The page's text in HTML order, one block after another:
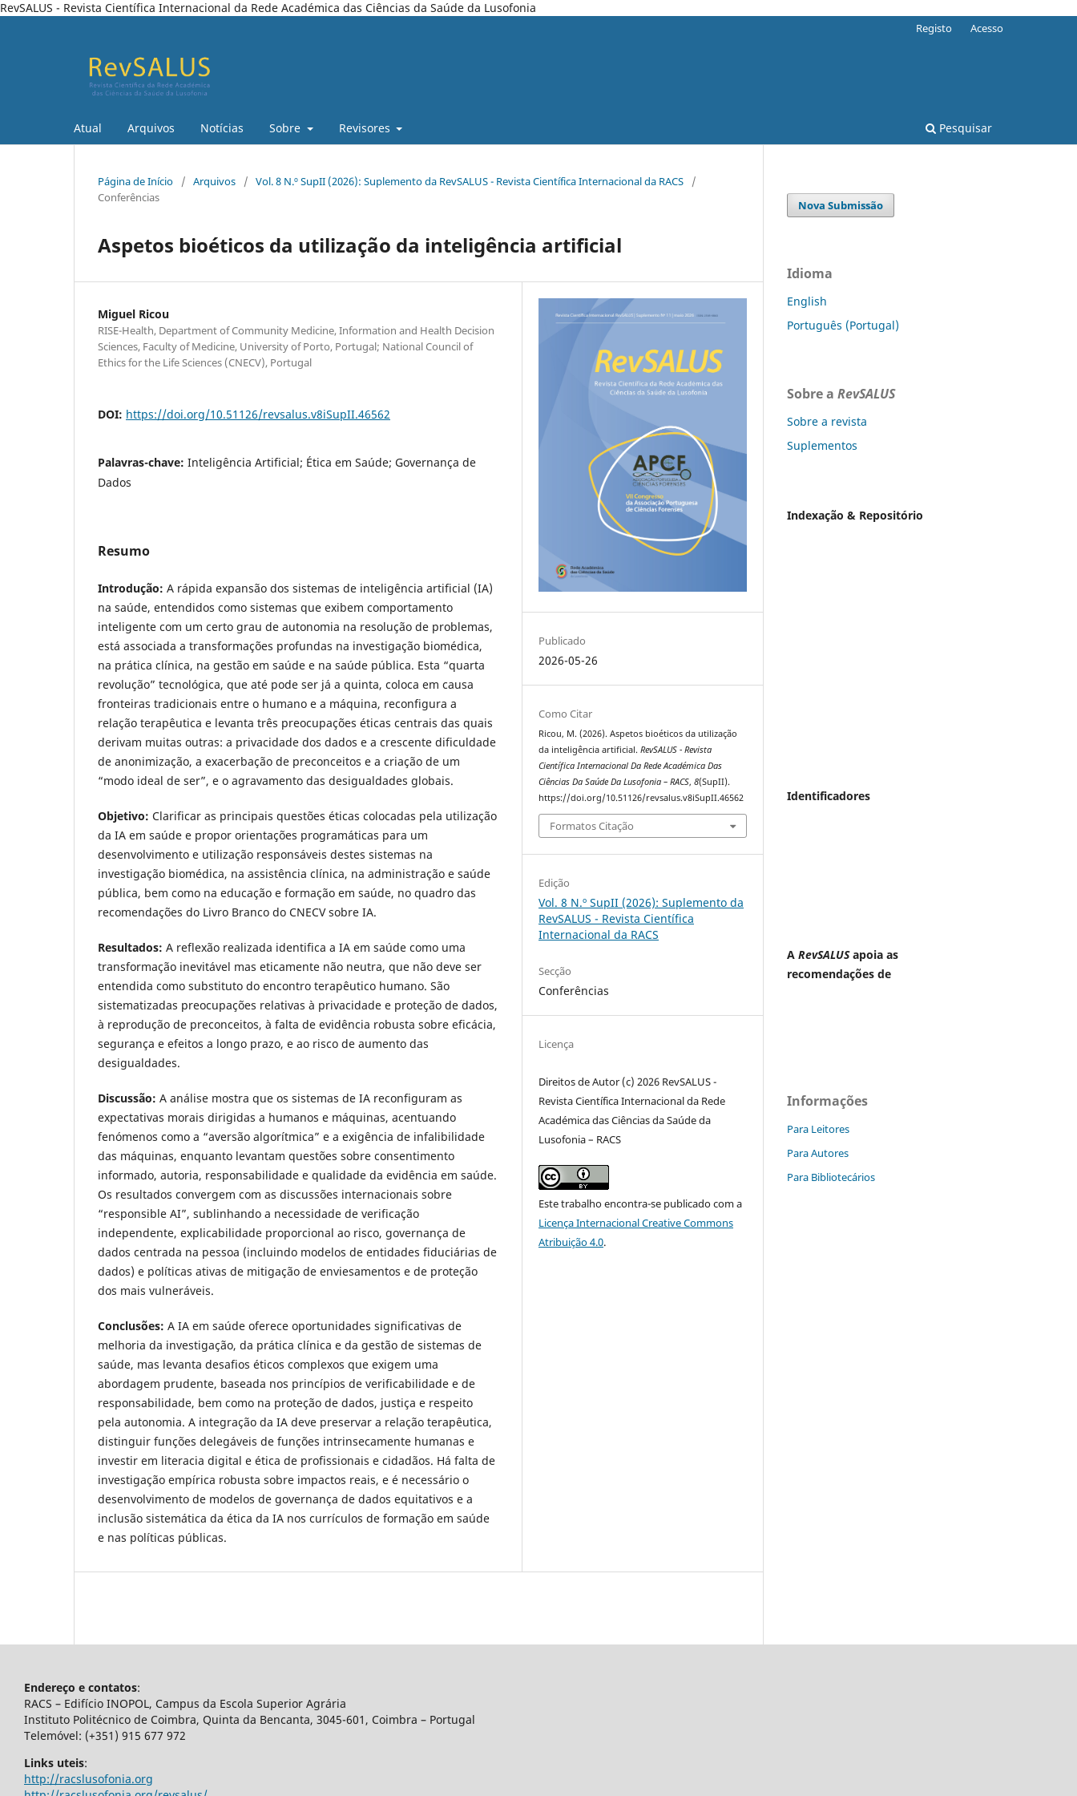
RevSALUS - Revista Científica Internacional da Rede Académica das Ciências da Saúde da Lusofonia
Atual Arquivos Notícias Sobre Revisores Pesquisar
Registo Acesso
Página de Início / Arquivos / Vol. 8 N.º SupII (2026): Suplemento da RevSALUS - Revista Científica Internacional da RACS
/
Conferências
Aspetos bioéticos da utilização da inteligência artificial
Miguel Ricou
RISE-Health, Department of Community Medicine, Information and Health Decision
Sciences, Faculty of Medicine, University of Porto, Portugal; National Council of
Ethics for the Life Sciences (CNECV), Portugal
DOI: https://doi.org/10.51126/revsalus.v8iSupII.46562
Palavras-chave: Inteligência Artificial; Ética em Saúde; Governança de
Dados
Resumo
Introdução: A rápida expansão dos sistemas de inteligência artificial (IA)
na saúde, entendidos como sistemas que exibem comportamento
inteligente com um certo grau de autonomia na resolução de problemas,
está associada a transformações profundas na investigação biomédica,
na prática clínica, na gestão em saúde e na saúde pública. Esta “quarta
revolução” tecnológica, que até pode ser já a quinta, coloca em causa
fronteiras tradicionais entre o humano e a máquina, reconfigura a
relação terapêutica e levanta três preocupações éticas centrais das quais
derivam muitas outras: a privacidade dos dados e a crescente dificuldade
de anonimização, a exacerbação de preconceitos e a criação de um
“modo ideal de ser”, e o agravamento das desigualdades globais.
Objetivo: Clarificar as principais questões éticas colocadas pela utilização
da IA em saúde e propor orientações programáticas para um
desenvolvimento e utilização responsáveis destes sistemas na
investigação biomédica, na assistência clínica, na administração e saúde
pública, bem como na educação e formação em saúde, no quadro das
recomendações do Livro Branco do CNECV sobre IA.
Resultados: A reflexão realizada identifica a IA em saúde como uma
transformação inevitável mas eticamente não neutra, que não deve ser
entendida como substituto do encontro terapêutico humano. São
sistematizadas preocupações relativas à privacidade e proteção de dados,
à reprodução de preconceitos, à falta de evidência robusta sobre eficácia,
segurança e efeitos a longo prazo, e ao risco de aumento das
desigualdades.
Discussão: A análise mostra que os sistemas de IA reconfiguram as
expectativas morais dirigidas a humanos e máquinas, acentuando
fenómenos como a “aversão algorítmica” e a exigência de infalibilidade
das máquinas, enquanto levantam questões sobre consentimento
informado, autoria, responsabilidade e qualidade da evidência em saúde.
Os resultados convergem com as discussões internacionais sobre
“responsible AI”, sublinhando a necessidade de verificação
independente, explicabilidade proporcional ao risco, governança de
dados centrada na pessoa (incluindo modelos de entidades fiduciárias de
dados) e políticas ativas de mitigação de enviesamentos e de proteção
dos mais vulneráveis.
Conclusões: A IA em saúde oferece oportunidades significativas de
melhoria da investigação, da prática clínica e da gestão de sistemas de
saúde, mas levanta desafios éticos complexos que exigem uma
abordagem prudente, baseada nos princípios de verificabilidade e de
responsabilidade, bem como na proteção de dados, justiça e respeito
pela autonomia. A integração da IA deve preservar a relação terapêutica,
distinguir funções delegáveis de funções intrinsecamente humanas e
investir em literacia digital e ética de profissionais e cidadãos. Há falta de
investigação empírica robusta sobre impactos reais, e é necessário o
desenvolvimento de modelos de governança de dados equitativos e a
inclusão sistemática da ética da IA nos currículos de formação em saúde
e nas políticas públicas.
Publicado
2026-05-26
Como Citar
Ricou, M. (2026). Aspetos bioéticos da utilização
da inteligência artificial.RevSALUS - Revista
Científica Internacional Da Rede Académica Das
Ciências Da Saúde Da Lusofonia – RACS,8(SupII).
https://doi.org/10.51126/revsalus.v8iSupII.46562
Formatos Citação
Edição
Vol. 8 N.º SupII (2026): Suplemento da
RevSALUS - Revista Científica
Internacional da RACS
Secção
Conferências
Licença
Direitos de Autor (c) 2026 RevSALUS -
Revista Científica Internacional da Rede
Académica das Ciências da Saúde da
Lusofonia – RACS
Este trabalho encontra-se publicado com a
Licença Internacional Creative Commons
Atribuição 4.0.
Nova Submissão
Idioma
English
Português (Portugal)
Sobre a RevSALUS
Sobre a revista
Suplementos
Indexação & Repositório
Identificadores
A RevSALUSapoia as
recomendações de
Informações
Para Leitores
Para Autores
Para Bibliotecários
Endereço e contatos:
RACS – Edifício INOPOL, Campus da Escola Superior Agrária
Instituto Politécnico de Coimbra, Quinta da Bencanta, 3045-601, Coimbra – Portugal
Telemóvel: (+351) 915 677 972
Links uteis:
http://racslusofonia.org